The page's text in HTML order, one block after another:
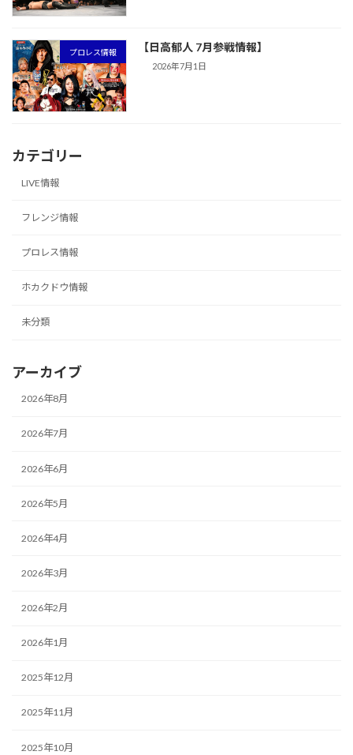
プロレス情報 【日高郁人 7月参戦情報】
2026年7月1日
カテゴリー
LIVE情報
フレンジ情報
プロレス情報
ホカクドウ情報
未分類
アーカイブ
2026年8月
2026年7月
2026年6月
2026年5月
2026年4月
2026年3月
2026年2月
2026年1月
2025年12月
2025年11月
2025年10月